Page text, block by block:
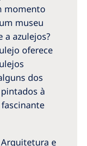
momento
museu
a azulejos?
oferece
dos
à
Arquitetura e